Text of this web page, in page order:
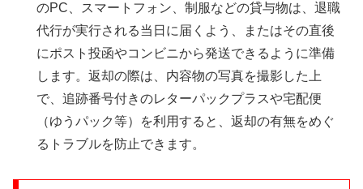
のPC、スマートフォン、制服などの貸与物は、退職
代行が実行される当日に届くよう、またはその直後
にポスト投函やコンビニから発送できるように準備
します。返却の際は、内容物の写真を撮影した上
で、追跡番号付きのレターパックプラスや宅配便
（ゆうパック等）を利用すると、返却の有無をめぐ
るトラブルを防止できます。